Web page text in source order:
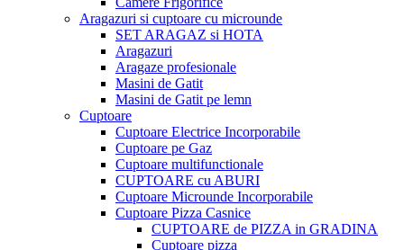
Aragazuri si cuptoare cu microunde
SET ARAGAZ si HOTA
Aragazuri
Aragaze profesionale
Masini de Gatit
Masini de Gatit pe lemn
Cuptoare
Cuptoare Electrice Incorporabile
Cuptoare pe Gaz
Cuptoare multifunctionale
CUPTOARE cu ABURI
Cuptoare Microunde Incorporabile
Cuptoare Pizza Casnice
CUPTOARE de PIZZA in GRADINA
Cuptoare pizza